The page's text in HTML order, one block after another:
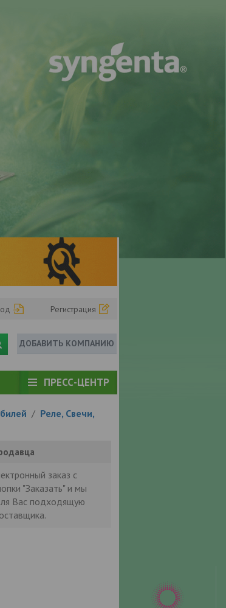
Регистрация
ДОБАВИТЬ КОМПАНИЮ
ПРЕСС-ЦЕНТР
/ Реле, Свечи,
заказ с
"Заказать" и мы
Вас подходящую